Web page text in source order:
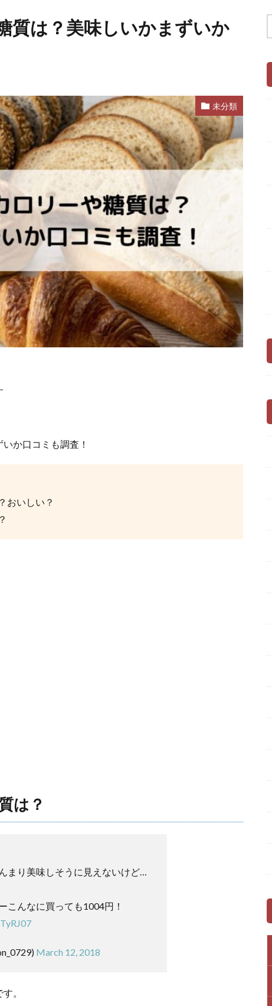
質は？美味しいかまずいか
未分類
か口コミも調査！
おいしい？
は？
まり美味しそうに見えないけど…
こんなに買っても1004円！
March 12, 2018
。